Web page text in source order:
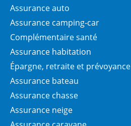
Assurance auto
Assurance camping-car
Complémentaire santé
Assurance habitation
Épargne, retraite et prévoyance
Assurance bateau
Assurance chasse
Assurance neige